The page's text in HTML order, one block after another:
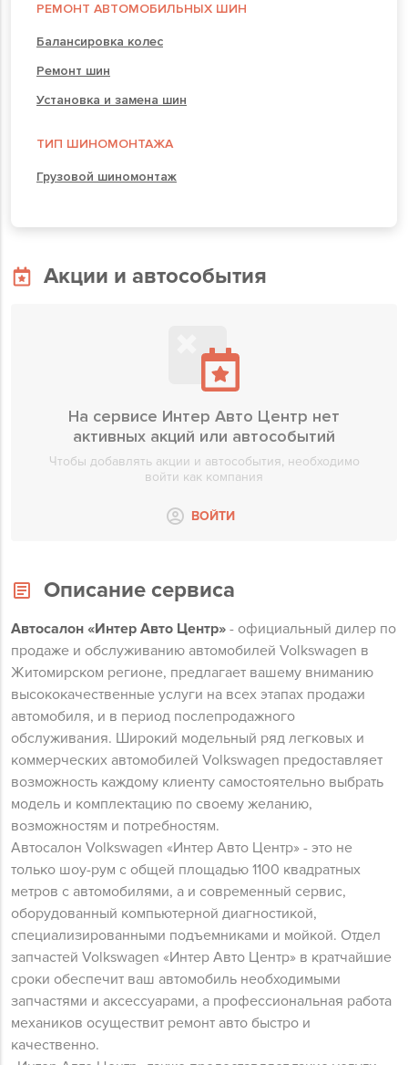
РЕМОНТ АВТОМОБИЛЬНЫХ ШИН
Балансировка колес
Ремонт шин
Установка и замена шин
ТИП ШИНОМОНТАЖА
Грузовой шиномонтаж
Акции и автособытия
На сервисе Интер Авто Центр нет
активных акций или автособытий
Чтобы добавлять акции и автособытия, необходимо
войти как компания
ВОЙТИ
Описание сервиса
Автосалон «Интер Авто Центр» - официальный дилер по
продаже и обслуживанию автомобилей Volkswagen в
Житомирском регионе, предлагает вашему вниманию
высококачественные услуги на всех этапах продажи
автомобиля, и в период послепродажного
обслуживания. Широкий модельный ряд легковых и
коммерческих автомобилей Volkswagen предоставляет
возможность каждому клиенту самостоятельно выбрать
модель и комплектацию по своему желанию,
возможностям и потребностям.
Автосалон Volkswagen «Интер Авто Центр» - это не
только шоу-рум с общей площадью 1100 квадратных
метров с автомобилями, а и современный сервис,
оборудованный компьютерной диагностикой,
специализированными подъемниками и мойкой. Отдел
запчастей Volkswagen «Интер Авто Центр» в кратчайшие
сроки обеспечит ваш автомобиль необходимыми
запчастями и аксессуарами, а профессиональная работа
механиков осуществит ремонт авто быстро и
качественно.